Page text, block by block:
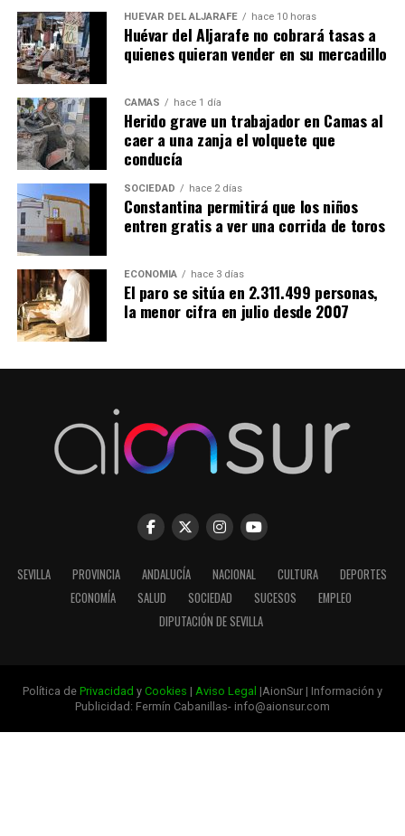
HUÉVAR DEL ALJARAFE hace 10 horas
Huévar del Aljarafe no cobrará tasas a
quienes quieran vender en su mercadillo
CAMAS hace 1 día
Herido grave un trabajador en Camas al
caer a una zanja el volquete que
conducía
SOCIEDAD hace 2 días
Constantina permitirá que los niños
entren gratis a ver una corrida de toros
ECONOMÍA hace 3 días
El paro se sitúa en 2.311.499 personas,
la menor cifra en julio desde 2007
SEVILLA PROVINCIA ANDALUCÍA NACIONAL CULTURA
DEPORTES
ECONOMÍA
SALUD SOCIEDAD SUCESOS
EMPLEO
DIPUTACIÓN DE SEVILLA
Política de Privacidad y Cookies | Aviso Legal |AionSur | Información y
Publicidad: Fermín Cabanillas- info@aionsur.com